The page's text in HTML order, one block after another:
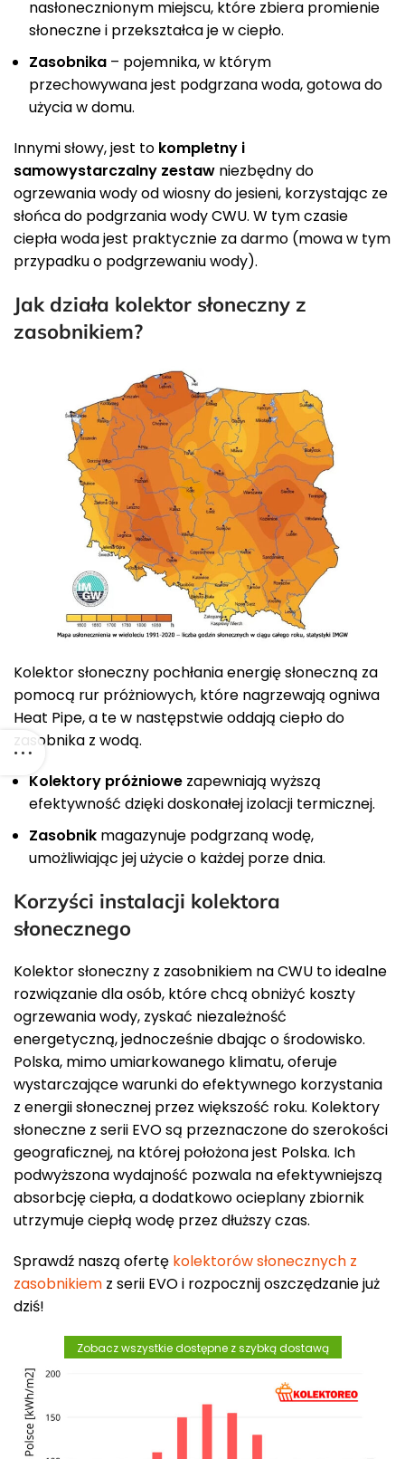
nasłonecznionym miejscu, które zbiera promienie
słoneczne i przekształca je w ciepło.
Zasobnika – pojemnika, w którym
przechowywana jest podgrzana woda, gotowa do
użycia w domu.
Innymi słowy, jest to kompletny i
samowystarczalny zestaw niezbędny do
ogrzewania wody od wiosny do jesieni, korzystając ze
słońca do podgrzania wody CWU. W tym czasie
ciepła woda jest praktycznie za darmo (mowa w tym
przypadku o podgrzewaniu wody).
Jak działa kolektor słoneczny z
zasobnikiem?
Kolektor słoneczny pochłania energię słoneczną za
pomocą rur próżniowych, które nagrzewają ogniwa
Heat Pipe, a te w następstwie oddają ciepło do
zasobnika z wodą.
Kolektory próżniowe zapewniają wyższą
efektywność dzięki doskonałej izolacji termicznej.
Zasobnik magazynuje podgrzaną wodę,
umożliwiając jej użycie o każdej porze dnia.
Korzyści instalacji kolektora
słonecznego
Kolektor słoneczny z zasobnikiem na CWU to idealne
rozwiązanie dla osób, które chcą obniżyć koszty
ogrzewania wody, zyskać niezależność
energetyczną, jednocześnie dbając o środowisko.
Polska, mimo umiarkowanego klimatu, oferuje
wystarczające warunki do efektywnego korzystania
z energii słonecznej przez większość roku. Kolektory
słoneczne z serii EVO są przeznaczone do szerokości
geograficznej, na której położona jest Polska. Ich
podwyższona wydajność pozwala na efektywniejszą
absorbcję ciepła, a dodatkowo ocieplany zbiornik
utrzymuje ciepłą wodę przez dłuższy czas.
Sprawdź naszą ofertę kolektorów słonecznych z
zasobnikiem z serii EVO i rozpocznij oszczędzanie już
dziś!
Zobacz wszystkie dostępne z szybką dostawą